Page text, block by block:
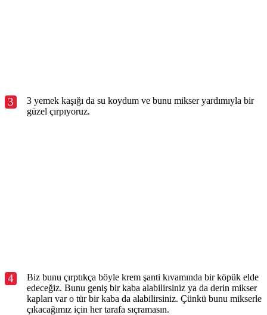
3
3 yemek kaşığı da su koydum ve bunu mikser yardımıyla bir
güzel çırpıyoruz.
4
Biz bunu çırptıkça böyle krem şanti kıvamında bir köpük elde
edeceğiz. Bunu geniş bir kaba alabilirsiniz ya da derin mikser
kapları var o tür bir kaba da alabilirsiniz. Çünkü bunu mikserle
çıkacağımız için her tarafa sıçramasın.